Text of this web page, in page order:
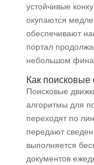
устойчивые
окупаются
обеспечивают
портал
небольшом
Как
Поисковые
алгоритмы для
переходят по
передают
выполняется
документов